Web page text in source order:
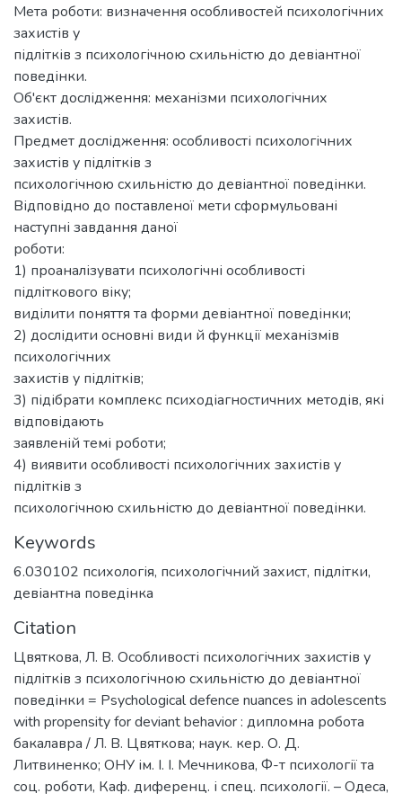
Мета роботи: визначення особливостей психологічних
захистів у
підлітків з психологічною схильністю до девіантної
поведінки.
Об'єкт дослідження: механізми психологічних
захистів.
Предмет дослідження: особливості психологічних
захистів у підлітків з
психологічною схильністю до девіантної поведінки.
Відповідно до поставленої мети сформульовані
наступні завдання даної
роботи:
1) проаналізувати психологічні особливості
підліткового віку;
виділити поняття та форми девіантної поведінки;
2) дослідити основні види й функції механізмів
психологічних
захистів у підлітків;
3) підібрати комплекс психодіагностичних методів, які
відповідають
заявленій темі роботи;
4) виявити особливості психологічних захистів у
підлітків з
психологічною схильністю до девіантної поведінки.
Keywords
6.030102 психологія, психологічний захист, підлітки,
девіантна поведінка
Citation
Цвяткова, Л. В. Особливості психологічних захистів у
підлітків з психологічною схильністю до девіантної
поведінки = Psychological defence nuances in adolescents
with propensity for deviant behavior : дипломна робота
бакалавра / Л. В. Цвяткова; наук. кер. О. Д.
Литвиненко; ОНУ ім. І. І. Мечникова, Ф-т психології та
соц. роботи, Каф. диференц. і спец. психології. – Одеса,